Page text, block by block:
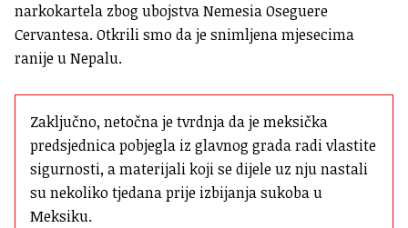
narkokartela zbog ubojstva Nemesia Oseguere
Cervantesa. Otkrili smo da je snimljena mjesecima
ranije u Nepalu.
Zaključno, netočna je tvrdnja da je meksička
predsjednica pobjegla iz glavnog grada radi vlastite
sigurnosti, a materijali koji se dijele uz nju nastali
su nekoliko tjedana prije izbijanja sukoba u
Meksiku.